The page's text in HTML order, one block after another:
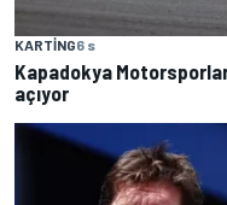
KARTING6 s
Kapadokya
açıyor